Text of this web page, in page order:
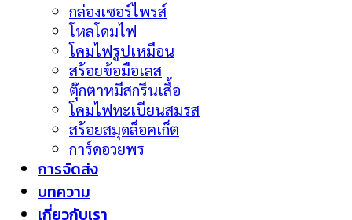
กล่องเซอร์ไพรส์
โหลโดมไฟ
โคมไฟรูปเหมือน
สร้อยข้อมือเลส
ตุ๊กตาหมีสกรีนเสื้อ
โคมไฟทะเบียนสมรส
สร้อยสมุดล็อคเก็ต
การ์ดอวยพร
การจัดส่ง
บทความ
เกี่ยวกับเรา